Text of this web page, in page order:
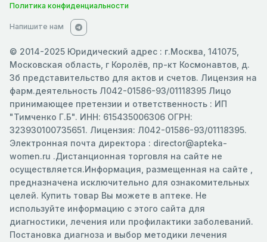
Политика конфиденциальности
Напишите нам
© 2014-2025 Юридический адрес : г.Москва, 141075,
Московская область, г Королёв, пр-кт Космонавтов, д.
3б представительство для актов и счетов. Лицензия на
фарм.деятельность Л042-01586-93/01118395 Лицо
принимающее претензии и ответственность : ИП
"Тимченко Г.Б". ИНН: 615435006306 ОГРН:
323930100735651. Лицензия: Л042-01586-93/01118395.
Электронная почта директора : director@apteka-
women.ru .Дистанционная торговля на сайте не
осуществляется.Информация, размещенная на сайте ,
предназначена исключительно для ознакомительных
целей. Купить товар Вы можете в аптеке. Не
используйте информацию с этого сайта для
диагностики, лечения или профилактики заболеваний.
Постановка диагноза и выбор методики лечения